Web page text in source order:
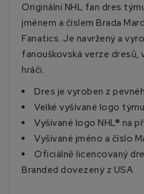
Originální NHL fan dres
jménem a číslem Brada
Fanatics. Je navržený a
fanouškovská verze dresů,
hráči.
Dres je vyroben z
Velké vyšívané logo
Vyšívané logo NHL® na
Vyšívané jméno a číslo
Oficiálně licencovaný
Branded dovezený z USA.